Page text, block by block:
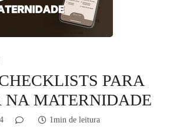
NA MATERNIDADE
1min de leitura